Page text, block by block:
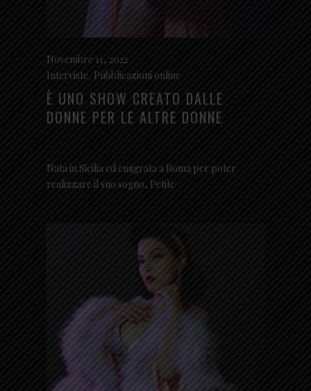
Novembre 11, 2022
Interviste , Pubblicazioni online
È UNO SHOW CREATO DALLE
DONNE PER LE ALTRE DONNE
Nata in Sicilia ed emigrata a Roma per poter
realizzare il suo sogno, Petite